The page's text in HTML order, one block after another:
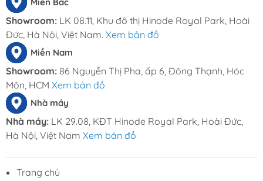
nghiệp và chỉn chu
Tủ tài liệu phòng giám đốc - TLĐ 04
Tủ tài liệu phòng giám đốc - TLĐ 04
Showroom: LK 08.11, Khu đô thị Hinode Royal Park, Hoài
Đức, Hà Nội, Việt Nam. Xem bản đồ
Miền Nam
Showroom: 86 Nguyễn Thị Pha, ấp 6, Đông Thạnh, Hóc
Môn, HCM Xem bản đồ
Nhà máy
Nhà máy: LK 29.08, KĐT Hinode Royal Park, Hoài Đức,
Hà Nội, Việt Nam Xem bản đồ
Trang chủ